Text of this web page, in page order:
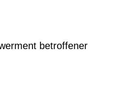
betroffener